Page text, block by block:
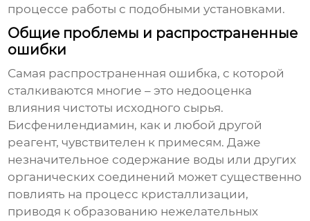
процессе работы с подобными установками.
Общие проблемы и распространенные
ошибки
Самая распространенная ошибка, с которой
сталкиваются многие – это недооценка
влияния чистоты исходного сырья.
Бисфенилендиамин, как и любой другой
реагент, чувствителен к примесям. Даже
незначительное содержание воды или других
органических соединений может существенно
повлиять на процесс кристаллизации,
приводя к образованию нежелательных